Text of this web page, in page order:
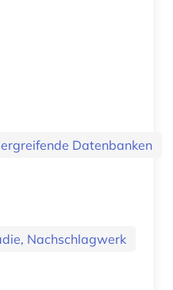
Datenbanken
Nachschlagwerk